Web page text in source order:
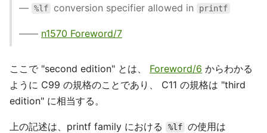
— %lf conversion specifier allowed in printf
—— n1570 Foreword/7
ここで "second edition" とは、 Foreword/6 からわかる
ように C99 の規格のことであり、 C11 の規格は "third
edition" に相当する。
上の記述は、printf family における %lf の使用は